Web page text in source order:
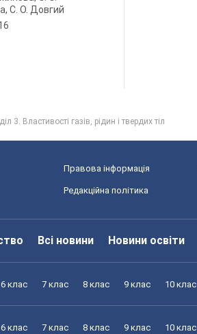
С. О. Довгий
3. Властивості газів, рідин і твердих тіл
Правова інформація
Редакційна політика
Всі новини Новини освіти
6 клас 7 клас 8 клас 9 клас 10 клас
6 клас 7 клас 8 клас 9 клас 10 клас